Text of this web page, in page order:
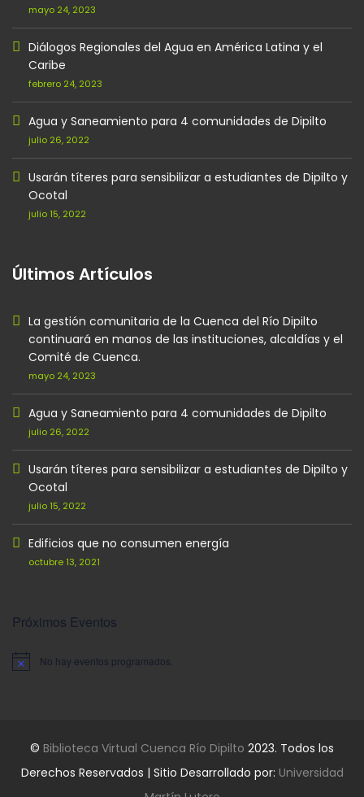
mayo 24, 2023
Diálogos Regionales del Agua en América Latina y el
Caribe
febrero 24, 2023
Agua y Saneamiento para 4 comunidades de Dipilto
julio 26, 2022
Usarán títeres para sensibilizar a estudiantes de Dipilto y
Ocotal
julio 15, 2022
Últimos Artículos
La gestión comunitaria de la Cuenca del Río Dipilto
continuará en manos de las instituciones, alcaldías y el
Comité de Cuenca.
mayo 24, 2023
Agua y Saneamiento para 4 comunidades de Dipilto
julio 26, 2022
Usarán títeres para sensibilizar a estudiantes de Dipilto y
Ocotal
julio 15, 2022
Edificios que no consumen energía
octubre 13, 2021
Próximos Eventos
Aviso No hay eventos programados.
© Biblioteca Virtual Cuenca Río Dipilto 2023. Todos los
Derechos Reservados | Sitio Desarrollado por: Universidad